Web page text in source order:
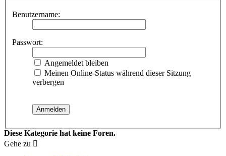
Benutzername:
Passwort:
Angemeldet bleiben
Meinen Online-Status während dieser Sitzung
verbergen
Diese Kategorie hat keine Foren.
Gehe zu